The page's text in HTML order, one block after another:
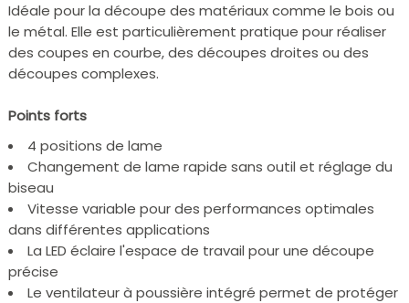
Idéale pour la découpe des matériaux comme le bois ou
le métal. Elle est particulièrement pratique pour réaliser
des coupes en courbe, des découpes droites ou des
découpes complexes.
Points forts
4 positions de lame
Changement de lame rapide sans outil et réglage du
biseau
Vitesse variable pour des performances optimales
dans différentes applications
La LED éclaire l'espace de travail pour une découpe
précise
Le ventilateur à poussière intégré permet de protéger